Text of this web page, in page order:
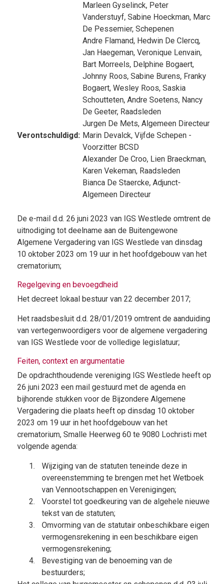
Marleen Gyselinck, Peter
Vanderstuyf, Sabine Hoeckman, Marc
De Pessemier, Schepenen
Andre Flamand, Hedwin De Clercq,
Jan Haegeman, Veronique Lenvain,
Bart Morreels, Delphine Bogaert,
Johnny Roos, Sabine Burens, Franky
Bogaert, Wesley Roos, Saskia
Schoutteten, Andre Soetens, Nancy
De Geeter, Raadsleden
Jurgen De Mets, Algemeen Directeur
Verontschuldigd: Marin Devalck, Vijfde Schepen -
Voorzitter BCSD
Alexander De Croo, Lien Braeckman,
Karen Vekeman, Raadsleden
Bianca De Staercke, Adjunct-
Algemeen Directeur
De e-mail d.d. 26 juni 2023 van IGS Westlede omtrent de
uitnodiging tot deelname aan de Buitengewone
Algemene Vergadering van IGS Westlede van dinsdag
10 oktober 2023 om 19 uur in het hoofdgebouw van het
crematorium;
Regelgeving en bevoegdheid
Het decreet lokaal bestuur van 22 december 2017;
Het raadsbesluit d.d. 28/01/2019 omtrent de aanduiding
van vertegenwoordigers voor de algemene vergadering
van IGS Westlede voor de volledige legislatuur;
Feiten, context en argumentatie
De opdrachthoudende vereniging IGS Westlede heeft op
26 juni 2023 een mail gestuurd met de agenda en
bijhorende stukken voor de Bijzondere Algemene
Vergadering die plaats heeft op dinsdag 10 oktober
2023 om 19 uur in het hoofdgebouw van het
crematorium, Smalle Heerweg 60 te 9080 Lochristi met
volgende agenda:
Wijziging van de statuten teneinde deze in
overeenstemming te brengen met het Wetboek
van Vennootschappen en Verenigingen;
Voorstel tot goedkeuring van de algehele nieuwe
tekst van de statuten;
Omvorming van de statutair onbeschikbare eigen
vermogensrekening in een beschikbare eigen
vermogensrekening;
Bevestiging van de benoeming van de
bestuurders;